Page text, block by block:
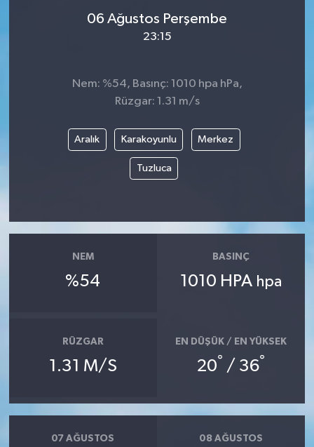
06 Ağustos Perşembe
23:15
Nem: %54, Basınç: 1010 hpa hPa,
Rüzgar: 1.31 m/s
Aralık Karakoyunlu Merkez
Tuzluca
NEM
%54
BASINÇ
1010 HPA hpa
RÜZGAR
1.31 M/S
EN DÜŞÜK / EN YÜKSEK
20° / 36°
07 AĞUSTOS 08 AĞUSTOS